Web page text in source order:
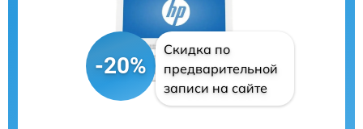
-20%
Скидка по
предварительной
записи на сайте